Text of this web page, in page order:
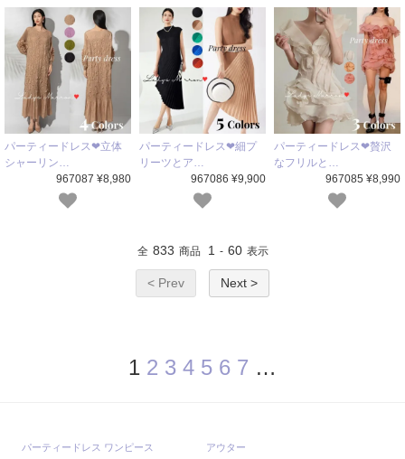
パーティードレス❤立体
シャーリン…
967087 ¥8,980
パーティードレス❤細プ
リーツとア…
967086 ¥9,900
パーティードレス❤贅沢
なフリルと…
967085 ¥8,990
全 833 商品 1 - 60 表示
< Prev Next >
1 2 3 4 5 6 7 …
パーティードレス ワンピース アウター